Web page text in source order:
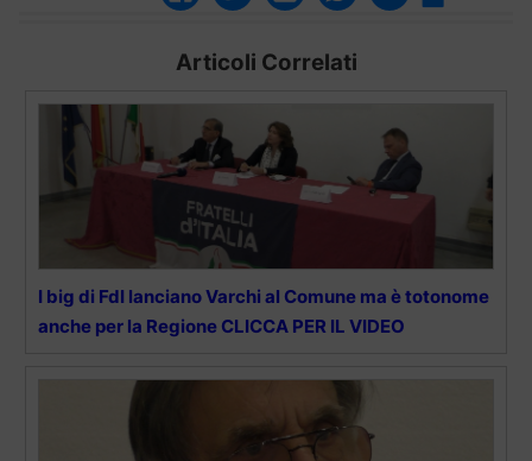
Articoli Correlati
I big di FdI lanciano Varchi al Comune ma è totonome
anche per la Regione CLICCA PER IL VIDEO